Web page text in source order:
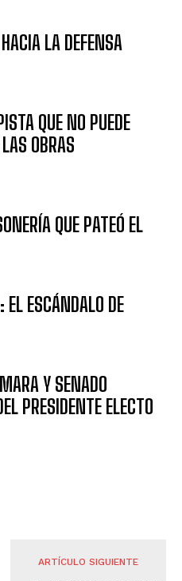
LA DEFENSA
QUE NO PUEDE
OBRAS
QUE PATEÓ EL
EL ESCÁNDALO DE
Y SENADO
PRESIDENTE ELECTO
ARTÍCULO SIGUIENTE